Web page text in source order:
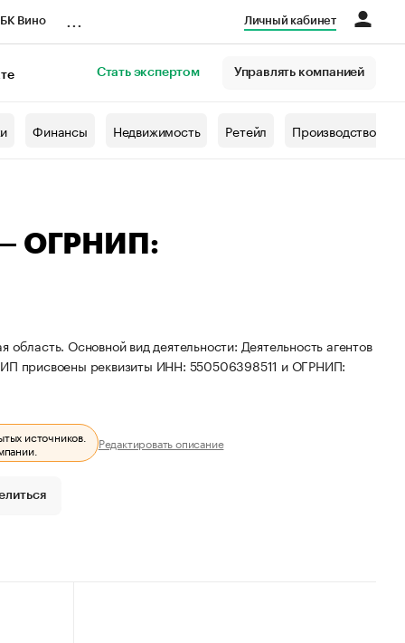
Вино Личный кабинет
Стать экспертом Управлять компанией
Финансы Недвижимость Ретейл Производство
— ОГРНИП:
Основной вид деятельности: Деятельность агентов
присвоены реквизиты ИНН: 550506398511 и ОГРНИП:
источников. Редактировать описание